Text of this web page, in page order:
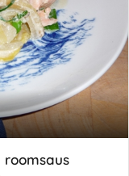
roomsaus